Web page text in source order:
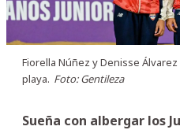
Fiorella Núñez y Denisse
playa. Foto: Gentileza
Sueña con albergar los